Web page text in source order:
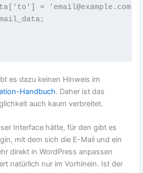
= 'email@example.com';
es dazu keinen Hinweis im
Handbuch. Daher ist das
auch kaum verbreitet.
Interface hätte, für den gibt es
mit dem sich die E-Mail und ein
direkt in WordPress anpassen
natürlich nur im Vorhinein. Ist der